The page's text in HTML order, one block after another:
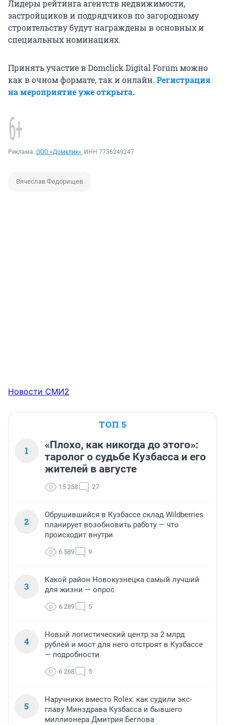
Лидеры рейтинга агентств недвижимости,
застройщиков и подрядчиков по загородному
строительству будут награждены в основных и
специальных номинациях.
Принять участие в Domclick Digital Forum можно
как в очном формате, так и онлайн. Регистрация
на мероприятие уже открыта.
Реклама. ООО «Домклик», ИНН 7736249247
Вячеслав Федорищев
Новости СМИ2
ТОП 5
1
«Плохо, как никогда до этого»:
таролог о судьбе Кузбасса и его
жителей в августе
15 258 27
2
Обрушившийся в Кузбассе склад Wildberries
планирует возобновить работу — что
происходит внутри
6 589 9
3
Какой район Новокузнецка самый лучший
для жизни — опрос
6 289 5
4
Новый логистический центр за 2 млрд
рублей и мост для него отстроят в Кузбассе
— подробности
6 268 5
5
Наручники вместо Rolex: как судили экс-
главу Минздрава Кузбасса и бывшего
миллионера Дмитрия Беглова